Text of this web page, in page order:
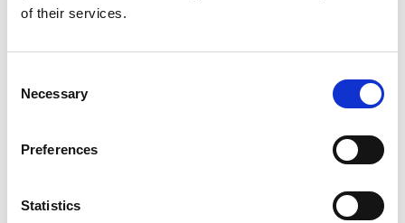
of their services.
Selection
Necessary
Preferences
Statistics
Considerata portatrice di pace e di buona fortuna, la